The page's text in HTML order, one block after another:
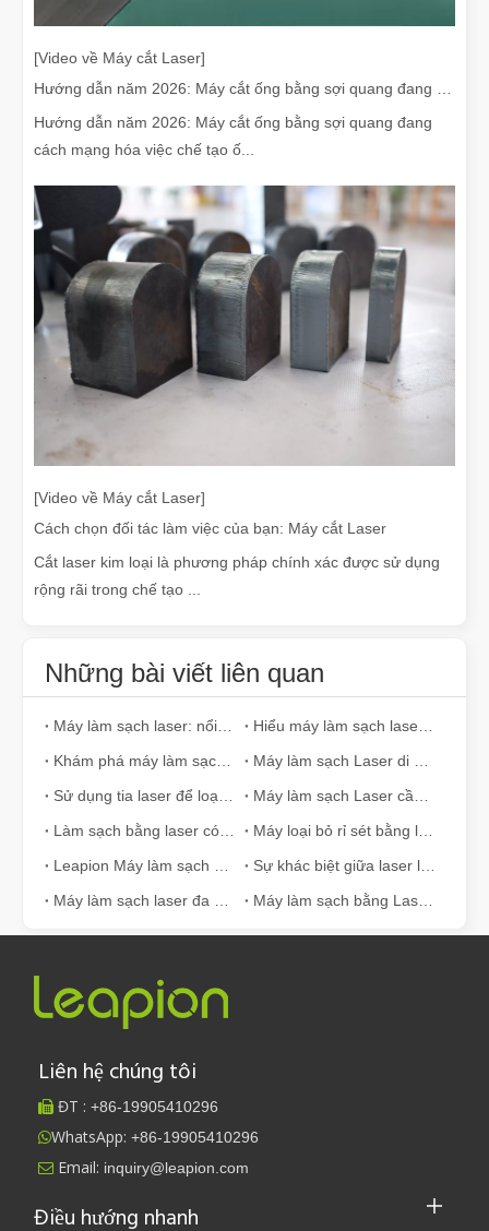
[Video về Máy cắt Laser]
Hướng dẫn năm 2026: Máy cắt ống bằng sợi quang đang
cách mạng hóa việc chế tạo ố...
[Video về Máy cắt Laser]
Cách chọn đối tác làm việc của bạn: Máy cắt Laser
Cắt laser kim loại là phương pháp chính xác được sử dụng
rộng rãi trong chế tạo ...
Những bài viết liên quan
Máy làm sạch laser: nổi bật với những lợi thế rõ ràng so với máy làm sạch truyền thống
Hiểu máy làm sạch laser: Công nghệ và ứng dụng
Khám phá máy làm sạch laser: Công nghệ mới để làm sạch hiệu quả cao
Máy làm sạch Laser di động hiệu quả như thế nào?
Sử dụng tia laser để loại bỏ sơn khỏi gỗ có hiệu quả như thế nào?
Máy làm sạch Laser cầm tay: Công cụ làm sạch đa năng
Làm sạch bằng laser có thể thay thế làm sạch bằng đá khô không?
Máy loại bỏ rỉ sét bằng laser có giá bao nhiêu?
Leapion Máy làm sạch bằng sợi quang cầm tay 200w mẫu mới
Sự khác biệt giữa laser liên tục và xung
Máy làm sạch laser đa chức năng Leapion
Máy làm sạch bằng Laser hoạt động như thế nào？
Liên hệ chúng tôi
 ĐT : +86-19905410296
WhatsApp: +86-19905410296
 Email: inquiry@leapion.com
Điều hướng nhanh